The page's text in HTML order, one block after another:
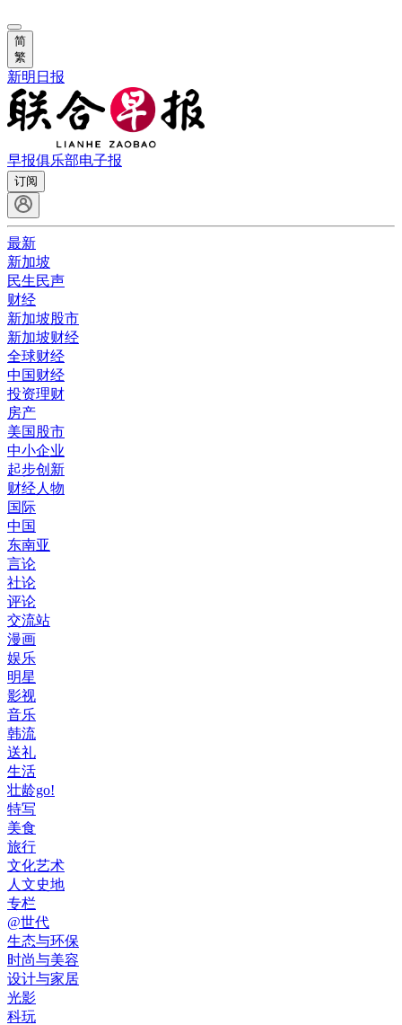
简
繁
新明日报
早报俱乐部电子报
订阅
最新
新加坡
民生民声
财经
新加坡股市
新加坡财经
全球财经
中国财经
投资理财
房产
美国股市
中小企业
起步创新
财经人物
国际
中国
东南亚
言论
社论
评论
交流站
漫画
娱乐
明星
影视
音乐
韩流
送礼
生活
壮龄go!
特写
美食
旅行
文化艺术
人文史地
专栏
@世代
生态与环保
时尚与美容
设计与家居
光影
科玩